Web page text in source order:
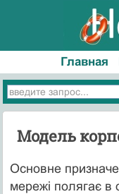
Главная
Модель
Основне
мережі полягає в